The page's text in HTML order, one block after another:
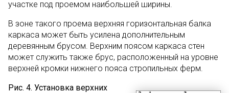
участке под проемом наибольшей ширины.
В зоне такого проема верхняя горизонтальная балка
каркаса может быть усилена дополнительным
деревянным брусом. Верхним поясом каркаса стен
может служить также брус, расположенный на уровне
верхней кромки нижнего пояса стропильных ферм.
Рис. 4. Установка верхних